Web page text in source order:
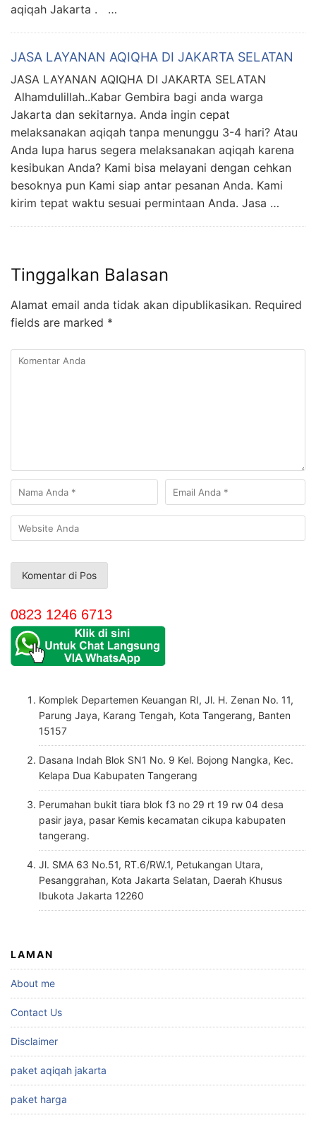
aqiqah Jakarta . …
JASA LAYANAN AQIQHA DI JAKARTA SELATAN
JASA LAYANAN AQIQHA DI JAKARTA SELATAN
Alhamdulillah..Kabar Gembira bagi anda warga
Jakarta dan sekitarnya. Anda ingin cepat
melaksanakan aqiqah tanpa menunggu 3-4 hari? Atau
Anda lupa harus segera melaksanakan aqiqah karena
kesibukan Anda? Kami bisa melayani dengan cehkan
besoknya pun Kami siap antar pesanan Anda. Kami
kirim tepat waktu sesuai permintaan Anda. Jasa …
Tinggalkan Balasan
Alamat email anda tidak akan dipublikasikan. Required
fields are marked *
0823 1246 6713
Komplek Departemen Keuangan RI, Jl. H. Zenan No. 11,
Parung Jaya, Karang Tengah, Kota Tangerang, Banten
15157
Dasana Indah Blok SN1 No. 9 Kel. Bojong Nangka, Kec.
Kelapa Dua Kabupaten Tangerang
Perumahan bukit tiara blok f3 no 29 rt 19 rw 04 desa
pasir jaya, pasar Kemis kecamatan cikupa kabupaten
tangerang.
Jl. SMA 63 No.51, RT.6/RW.1, Petukangan Utara,
Pesanggrahan, Kota Jakarta Selatan, Daerah Khusus
Ibukota Jakarta 12260
LAMAN
About me
Contact Us
Disclaimer
paket aqiqah jakarta
paket harga